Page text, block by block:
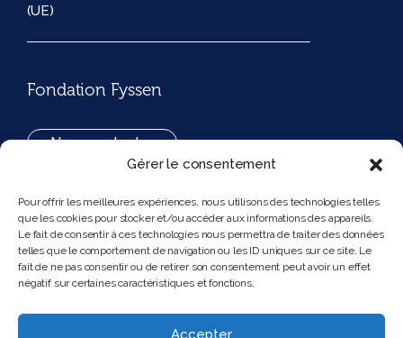
Gérer le consentement
Pour offrir les meilleures expériences, nous utilisons des technologies telles
que les cookies pour stocker et/ou accéder aux informations des appareils.
Le fait de consentir à ces technologies nous permettra de traiter des données
telles que le comportement de navigation ou les ID uniques sur ce site. Le
fait de ne pas consentir ou de retirer son consentement peut avoir un effet
négatif sur certaines caractéristiques et fonctions.
Accepter
(UE)
Fondation Fyssen
Nous contacter
194, rue de Rivoli 75001 Paris France
Nous suivre